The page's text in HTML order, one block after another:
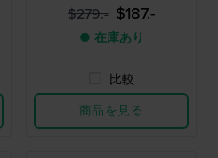
$279.- $187.-
● 在庫あり
比較
商品を見る